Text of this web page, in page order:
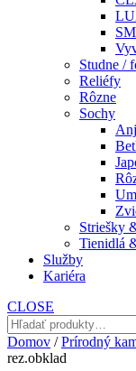
Studne /
Reliéfy
Rôzne
Sochy
Striešky
Tienidlá
Služby
Kariéra
CLOSE
Hľadať:
Domov /Prírodný
rez.obklad